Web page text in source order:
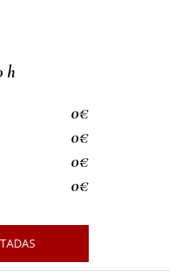
h
0€
0€
0€
0€